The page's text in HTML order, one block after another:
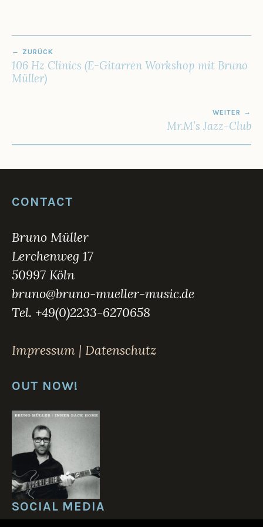
BEITRAGSNAVIGATION
ZURÜCK
106 Hz Clinics (E-Gitarren Workshop mit Bruno
Müller)
WEITER
Mr.M’s Jazz-Club
CONTACT
Bruno Müller
Lerchenweg 17
50997 Köln
bruno@bruno-mueller-music.de
Tel. +49(0)2233-6270658
Impressum | Datenschutz
OUT NOW!
SOCIAL MEDIA